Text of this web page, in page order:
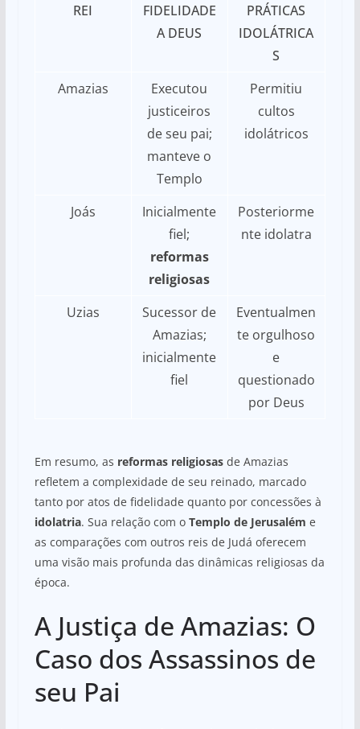
REI
FIDELIDADE
A DEUS
PRÁTICAS
IDOLÁTRICA
S
Amazias
Executou
justiceiros
de seu pai;
manteve o
Templo
Permitiu
cultos
idolátricos
Joás
Inicialmente
fiel;
reformas
religiosas
Posteriorme
nte idolatra
Uzias
Sucessor de
Amazias;
inicialmente
fiel
Eventualmen
te orgulhoso
e
questionado
por Deus
Em resumo, as reformas religiosasde Amazias
refletem a complexidade de seu reinado, marcado
tanto por atos de fidelidade quanto por concessões à
idolatria. Sua relação com o Templo de Jerusalém e
as comparações com outros reis de Judá oferecem
uma visão mais profunda das dinâmicas religiosas da
época.
A Justiça de Amazias: O
Caso dos Assassinos de
seu Pai